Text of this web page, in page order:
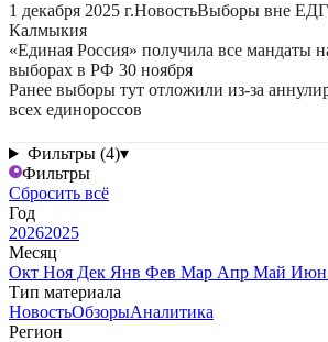
1 декабря 2025 г.НовостьВыборы вне ЕДГ
Калмыкия
«Единая Россия» получила все мандаты
выборах в РФ 30 ноября
Ранее выборы тут отложили из-за
всех единороссов
Фильтры (4)▾
Фильтры
Сбросить всё
Год
20262025
Месяц
Окт Ноя Дек Янв Фев Мар Апр Май Июн
Тип материала
НовостьОбзорыАналитика
Регион